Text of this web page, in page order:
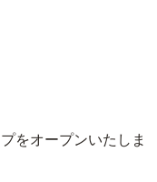
をオープンいたしま